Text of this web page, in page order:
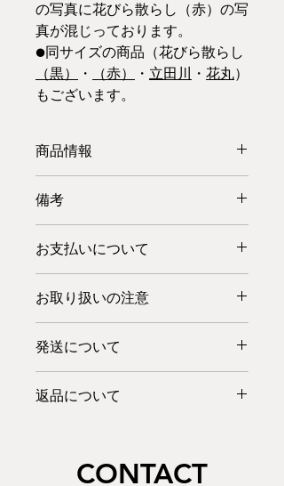
の写真に花びら散らし（赤）の写
真が混じっております。
●同サイズの商品（花びら散らし
（黒）
・ （赤） ・ 立田川 ・ 花丸）
もございます。
商品情報
【価格】¥24,000(税抜)
【色・模様】外箱：黒地
四面+上面に手書きの鉄
仙
内重：赤・黄・緑（棚あ
り）
【重さ】約700g
【素材】木製
【仕上げ・塗り】目はじき塗り（ウレ
備考
多少の塗りムラ等はご了承ください。
お弁当箱としてだけでなく、小物入れ
や大切なものを入れておく宝箱など、
ご自由にお使いください。
お支払いについて
おります。
※別途消費税をお預かりいたしますこ
と、ご了承ください。
クレジットカード・PayPal・代金引換
をお使いいただけます。
お取り扱いの注意
けません。
漆器の洗い方：汚れた時は、ぬるま湯
に中性洗剤を少量入れ、柔らかい布で
手早く洗い、すすいだ後、乾いた柔ら
発送について
の地域を除き、ご注文日（お振込みの
定は、ご注文日より5日目以降から承
返品について
合は、商品の配達後一週間以内にメー
​CONTACT